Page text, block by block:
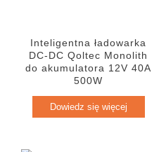
Inteligentna ładowarka
DC-DC Qoltec Monolith
do akumulatora 12V 40A
500W
Dowiedz się więcej